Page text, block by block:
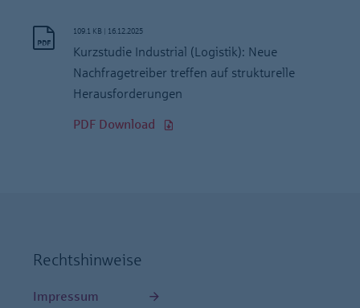
109.1 KB | 16.12.2025
Kurzstudie Industrial (Logistik): Neue
Nachfragetreiber treffen auf strukturelle
Herausforderungen
PDF Download
Rechtshinweise
Impressum